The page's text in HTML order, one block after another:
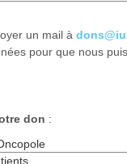
un mail à
pour que nous
don :